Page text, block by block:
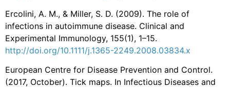
Ercolini, A. M., & Miller, S. D. (2009). The role of
infections in autoimmune disease. Clinical and
Experimental Immunology, 155(1), 1–15.
http://doi.org/10.1111/j.1365-2249.2008.03834.x
European Centre for Disease Prevention and Control.
(2017, October). Tick maps. In Infectious Diseases and